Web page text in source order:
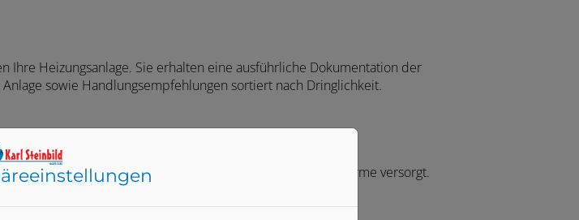
Heizungsanlage. Sie erhalten eine ausführliche Dokumentation der
sowie Handlungsempfehlungen sortiert nach Dringlichkeit.
Heizkörper im ganzen System wieder gleichmäßig mit Wärme versorgt.